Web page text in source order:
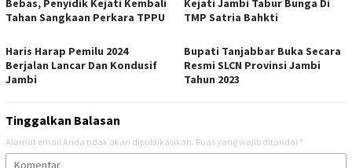
Bebas, Penyidik Kejati Kembali
Tahan Sangkaan Perkara TPPU
Kejati Jambi Tabur Bunga Di
TMP Satria Bahkti
Haris Harap Pemilu 2024
Berjalan Lancar Dan Kondusif
Jambi
Bupati Tanjabbar Buka Secara
Resmi SLCN Provinsi Jambi
Tahun 2023
Tinggalkan Balasan
Alamat email Anda tidak akan dipublikasikan. Ruas yang wajib ditandai *